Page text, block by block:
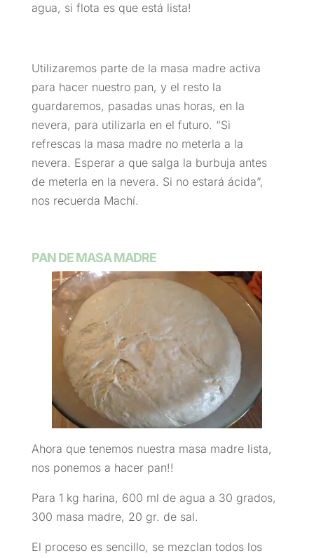
agua, si flota es que está lista!
Utilizaremos parte de la masa madre activa
para hacer nuestro pan, y el resto la
guardaremos, pasadas unas horas, en la
nevera, para utilizarla en el futuro. “Si
refrescas la masa madre no meterla a la
nevera. Esperar a que salga la burbuja antes
de meterla en la nevera. Si no estará ácida”,
nos recuerda Machí.
PAN DE MASA MADRE
Ahora que tenemos nuestra masa madre lista,
nos ponemos a hacer pan!!
Para 1 kg harina, 600 ml de agua a 30 grados,
300 masa madre, 20 gr. de sal.
El proceso es sencillo, se mezclan todos los